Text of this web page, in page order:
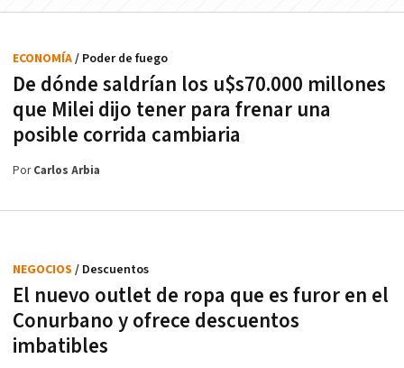
De dónde saldrían los u$s70.000 millones
que Milei dijo tener para frenar una
posible corrida cambiaria
ECONOMÍA/ Poder de fuego
PorCarlos Arbia
El nuevo outlet de ropa que es furor en el
Conurbano y ofrece descuentos
imbatibles
NEGOCIOS / Descuentos